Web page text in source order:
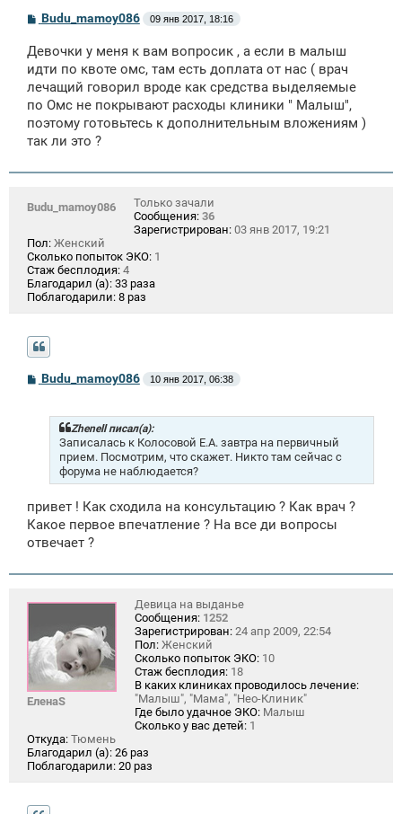
С
б
щ
е
н
и
Budu_mamoy086 09 янв 2017, 18:16
Девочки у меня к вам вопросик , а если в малыш
идти по квоте омс, там есть доплата от нас ( врач
лечащий говорил вроде как средства выделяемые
по Омс не покрывают расходы клиники " Малыш",
поэтому готовьтесь к дополнительным вложениям )
так ли это ?
Budu_mamoy086
Только зачали
Сообщения: 36
Зарегистрирован: 03 янв 2017, 19:21
Пол: Женский
Сколько попыток ЭКО: 1
Стаж бесплодия: 4
Благодарил (а): 33 раза
Поблагодарили: 8 раз
СBudu_mamoy086 10 янв 2017, 06:38
Zhenell писал(а):
Записалась к Колосовой Е.А. завтра на первичный
прием. Посмотрим, что скажет. Никто там сейчас с
форума не наблюдается?
привет ! Как сходила на консультацию ? Как врач ?
Какое первое впечатление ? На все ди вопросы
отвечает ?
ЕленаS
Девица на выданье
Сообщения: 1252
Зарегистрирован: 24 апр 2009, 22:54
Пол: Женский
Сколько попыток ЭКО: 10
Стаж бесплодия: 18
В каких клиниках проводилось лечение:
"Малыш", "Мама", "Нео-Клиник"
Где было удачное ЭКО: Малыш
Сколько у вас детей: 1
Откуда: Тюмень
Благодарил (а): 26 раз
Поблагодарили: 20 раз